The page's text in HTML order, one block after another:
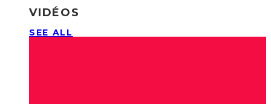
VIDÉOS
SEE ALL